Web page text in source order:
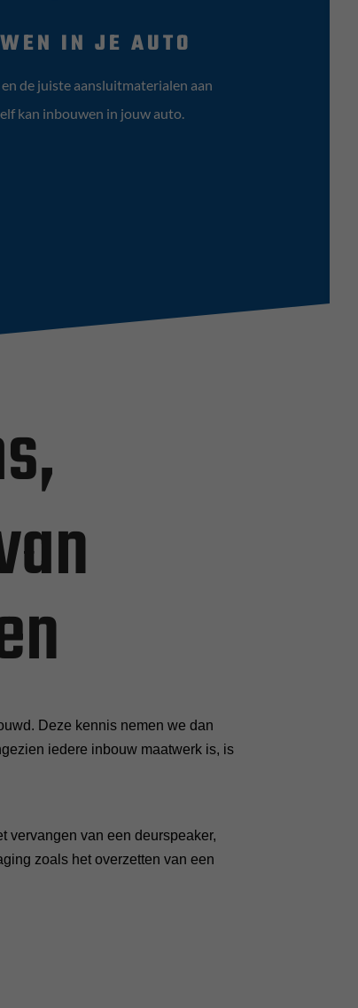
IN JE AUTO
de juiste aansluitmaterialen aan
kan inbouwen in jouw auto.
Deze kennis nemen we dan
iedere inbouw maatwerk is, is
vervangen van een deurspeaker,
zoals het overzetten van een